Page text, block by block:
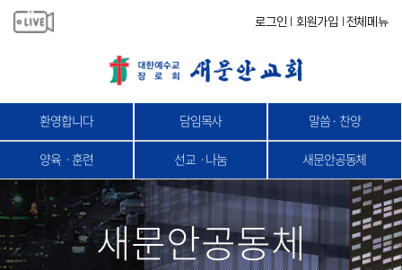
로그인 회원가입 전체메뉴
환영합니다 담임목사 말씀 · 찬양
양육ㆍ훈련 선교ㆍ나눔 새문안공동체
새문안공동체